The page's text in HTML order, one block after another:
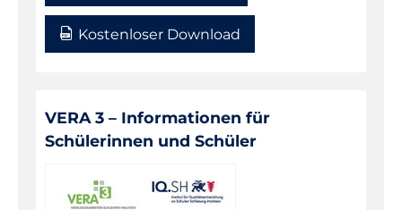
Kostenloser Download
VERA 3 – Informationen für
Schülerinnen und Schüler